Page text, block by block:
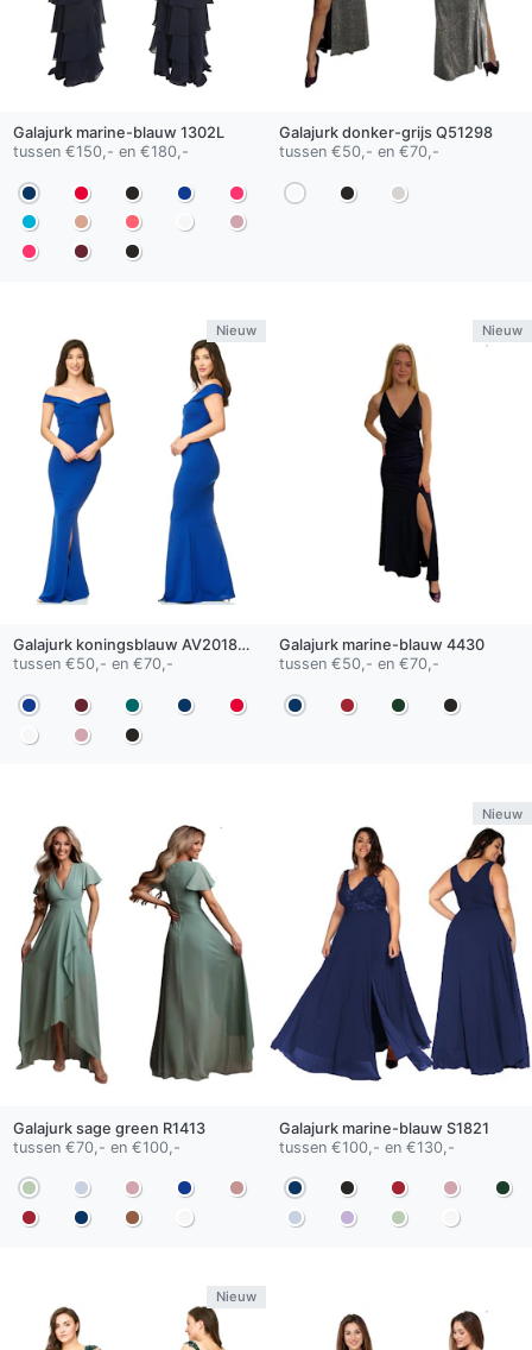
Galajurk marine-blauw 1302L
tussen €150,- en €180,-
Galajurk donker-grijsQ51298
tussen €50,- en €70,-
Nieuw
Galajurk koningsblauw AV201802
tussen €50,- en €70,-
Nieuw
Galajurk marine-blauw 4430
tussen €50,- en €70,-
Galajurk sage green R1413
tussen €70,- en €100,-
Nieuw
Galajurk marine-blauw S1821
tussen €100,- en €130,-
Nieuw